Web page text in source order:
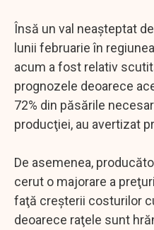
Însă un val neaşteptat
lunii februarie în
acum a fost relativ
prognozele deoarece
72% din păsările
producţiei, au avertizat
De asemenea,
cerut o majorare a
faţă creşterii costurilor
deoarece raţele sunt